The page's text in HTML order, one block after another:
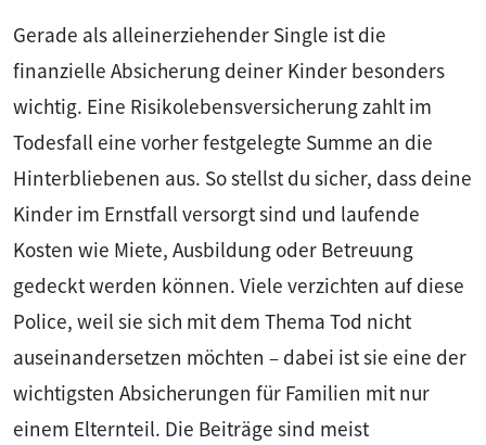
Gerade als alleinerziehender Single ist die
finanzielle Absicherung deiner Kinder besonders
wichtig. Eine Risikolebensversicherung zahlt im
Todesfall eine vorher festgelegte Summe an die
Hinterbliebenen aus. So stellst du sicher, dass deine
Kinder im Ernstfall versorgt sind und laufende
Kosten wie Miete, Ausbildung oder Betreuung
gedeckt werden können. Viele verzichten auf diese
Police, weil sie sich mit dem Thema Tod nicht
auseinandersetzen möchten – dabei ist sie eine der
wichtigsten Absicherungen für Familien mit nur
einem Elternteil. Die Beiträge sind meist